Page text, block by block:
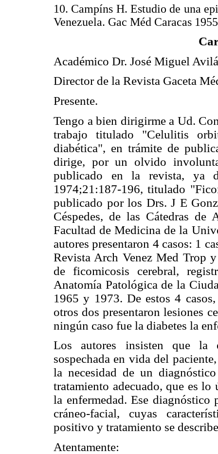
10. Campíns H. Estudio de una
Venezuela. Gac Méd Caracas
Académico Dr. José Miguel
Director de la Revista Gaceta
Presente.
Tengo a bien dirigirme a Ud.
trabajo titulado "Celulitis
diabética", en trámite de
dirige, por un olvido
publicado en la revista, ya
1974;21:187-196, titulado
publicado por los Drs. J E
Céspedes, de las Cátedras
Facultad de Medicina de la
autores presentaron 4 casos: 1
Revista Arch Venez Med Trop
de ficomicosis cerebral,
Anatomía Patológica de la
1965 y 1973. De estos 4
otros dos presentaron lesiones
ningún caso fue la diabetes la
Los autores insisten que la
sospechada en vida del
la necesidad de un
tratamiento adecuado, que es
la enfermedad. Ese
cráneo-facial, cuyas
positivo y tratamiento se
Atentamente: